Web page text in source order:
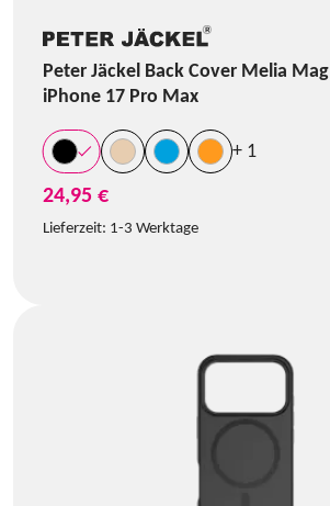
Peter Jäckel Back Cover Melia
iPhone 17 Pro Max
+ 1
24,95 €
Lieferzeit: 1-3 Werktage